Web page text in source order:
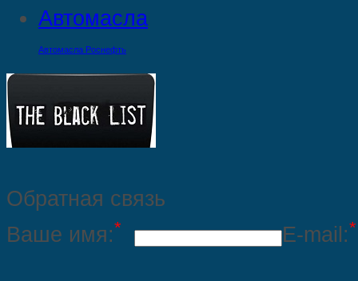
Автомасла
Автомасла Роснефть
Обратная связь
Ваше имя:* E-mail:*